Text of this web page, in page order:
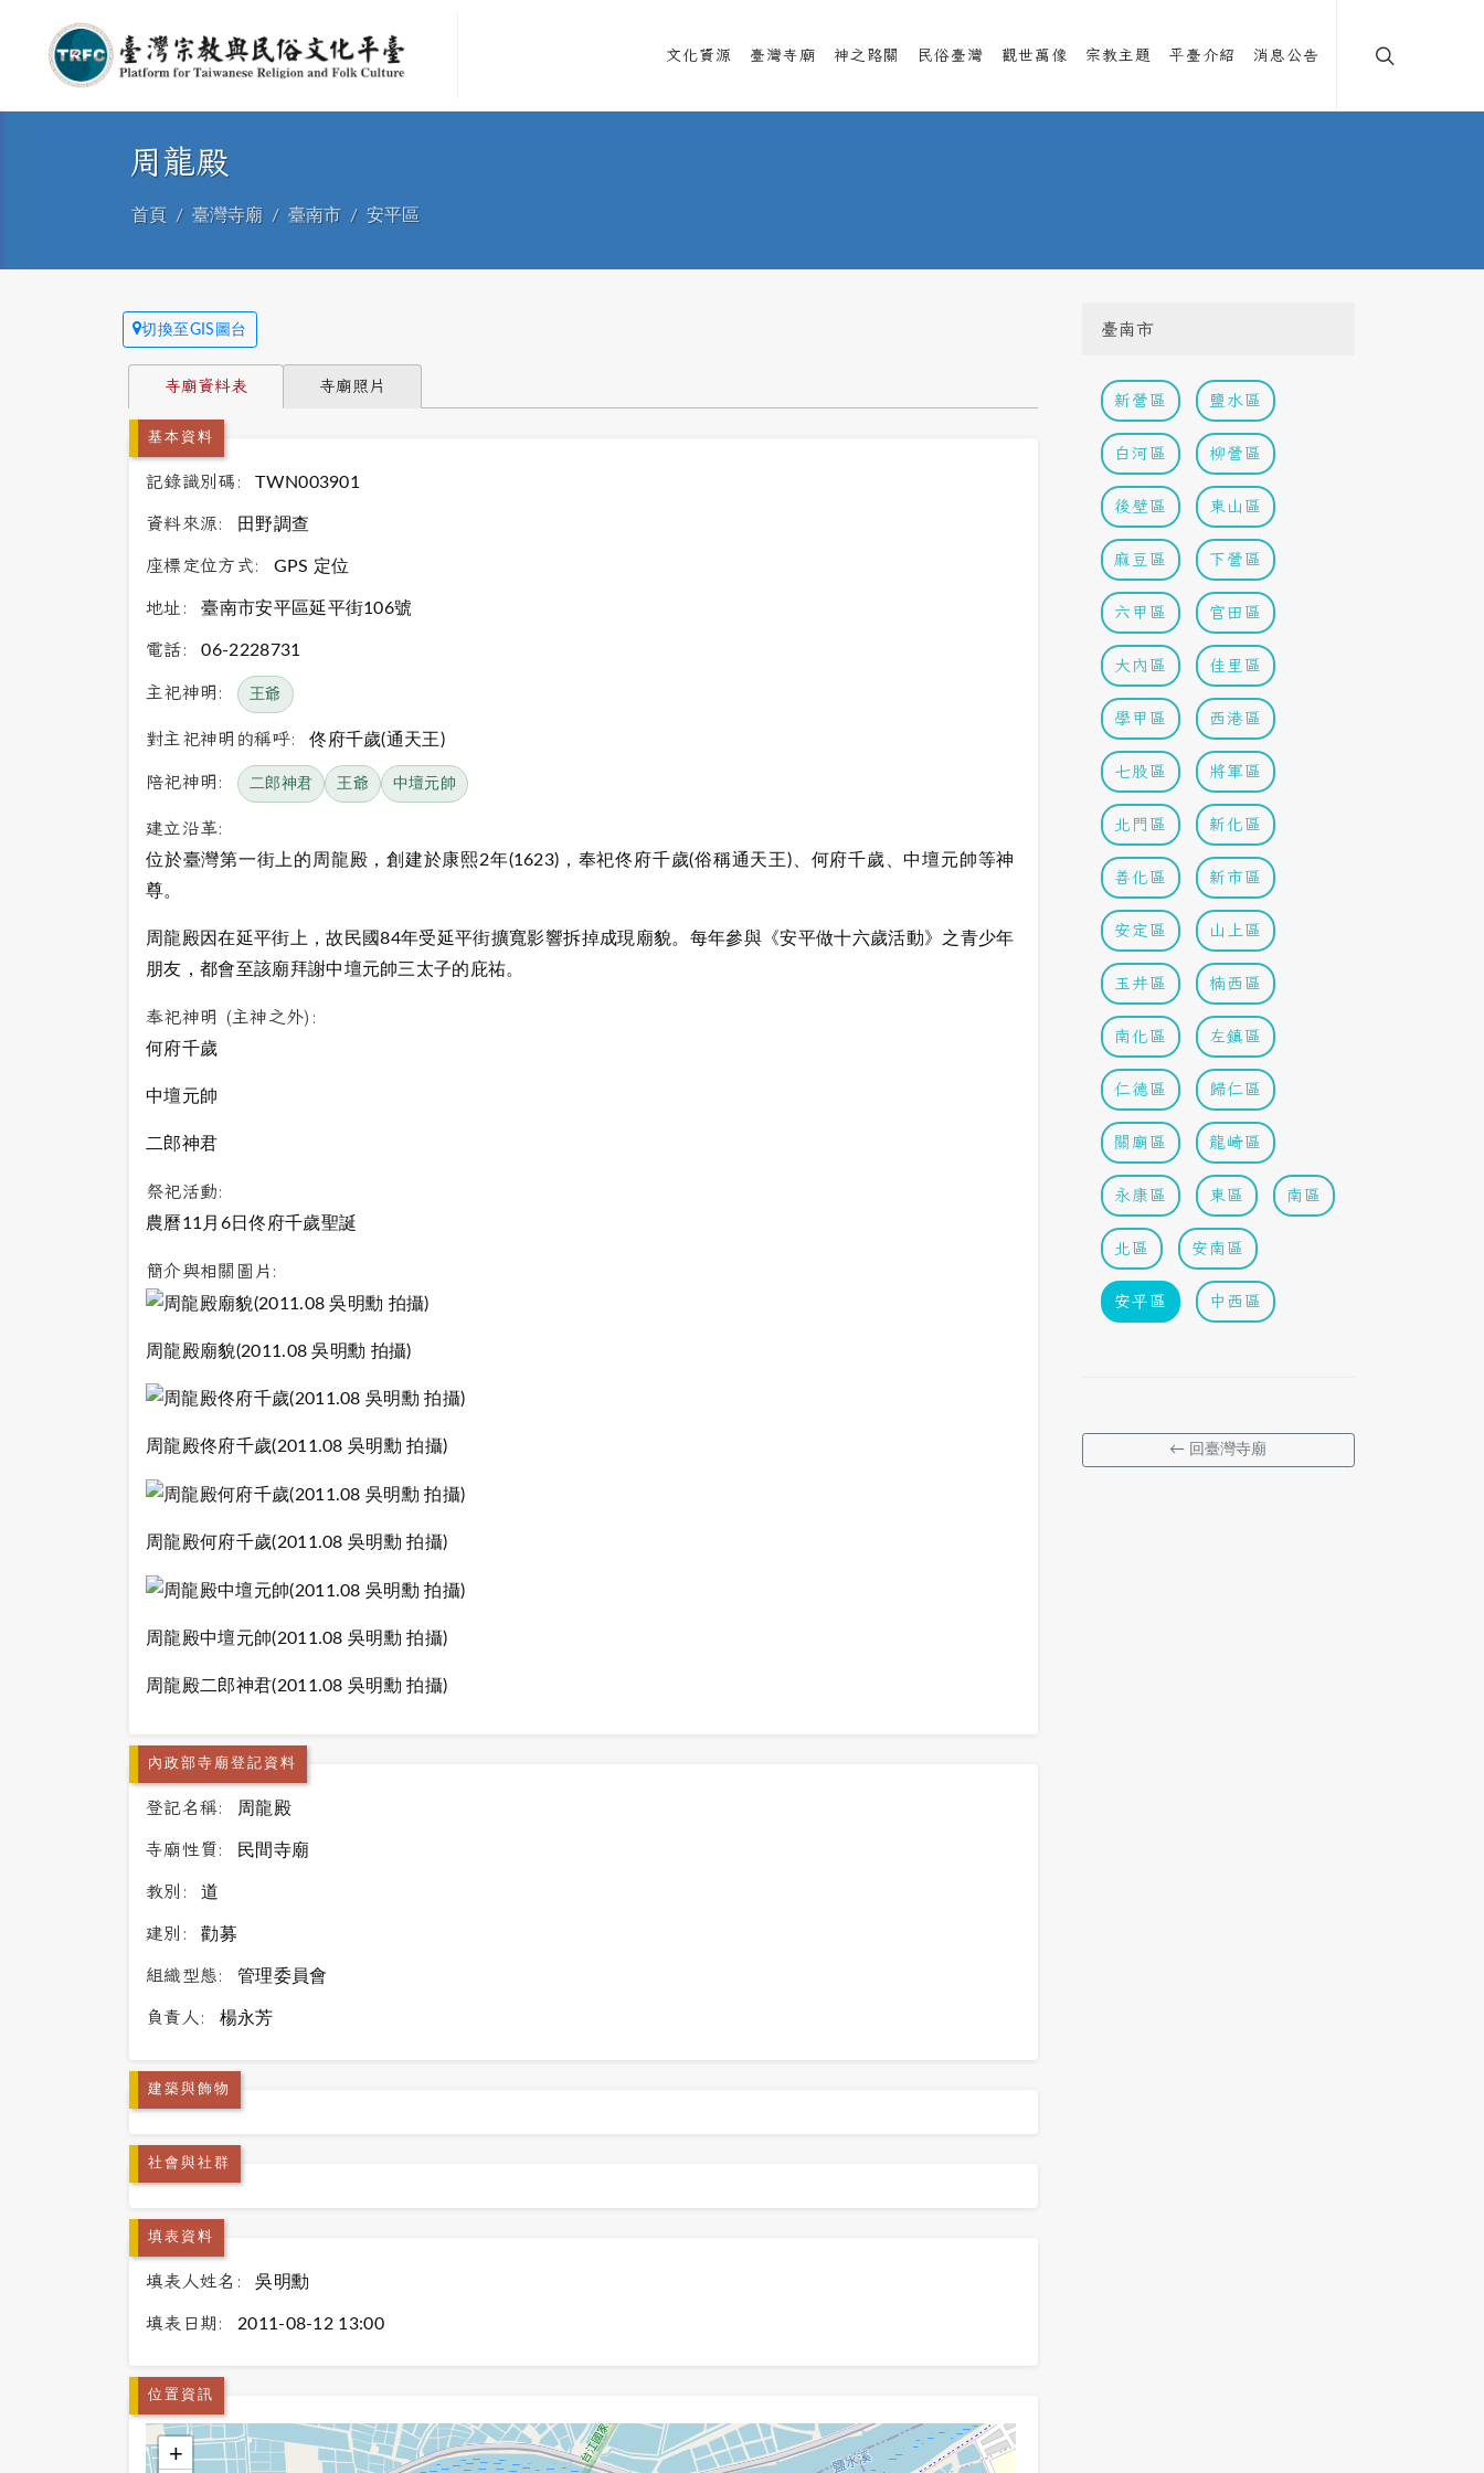
文化資源 臺灣寺廟 神之路關 民俗臺灣 觀世萬像 宗教主題 平臺介紹 消息公告
周龍殿
首頁 臺灣寺廟 臺南市 安平區
切換至GIS圖台
寺廟資料表 寺廟照片
基本資料
記錄識別碼: TWN003901
資料來源: 田野調查
座標定位方式: GPS 定位
地址: 臺南市安平區延平街106號
電話: 06-2228731
主祀神明: 王爺
對主祀神明的稱呼: 佟府千歲(通天王)
陪祀神明: 二郎神君 王爺 中壇元帥
建立沿革:
位於臺灣第一街上的周龍殿，創建於康熙2年(1623)，奉祀佟府千歲(俗稱通天王)、何府千歲、中壇元帥等神
尊。
周龍殿因在延平街上，故民國84年受延平街擴寬影響拆掉成現廟貌。每年參與《安平做十六歲活動》之青少年
朋友，都會至該廟拜謝中壇元帥三太子的庇祐。
奉祀神明 (主神之外):
何府千歲
中壇元帥
二郎神君
祭祀活動:
農曆11月6日佟府千歲聖誕
簡介與相關圖片:
周龍殿廟貌(2011.08 吳明勳 拍攝)
周龍殿佟府千歲(2011.08 吳明勳 拍攝)
周龍殿何府千歲(2011.08 吳明勳 拍攝)
周龍殿中壇元帥(2011.08 吳明勳 拍攝)
周龍殿二郎神君(2011.08 吳明勳 拍攝)
內政部寺廟登記資料
登記名稱: 周龍殿
寺廟性質: 民間寺廟
教別: 道
建別: 勸募
組織型態: 管理委員會
負責人: 楊永芳
建築與飾物
社會與社群
填表資料
填表人姓名: 吳明勳
填表日期: 2011-08-12 13:00
位置資訊
+
臺南市
新營區 鹽水區
白河區 柳營區
後壁區 東山區
麻豆區 下營區
六甲區 官田區
大內區 佳里區
學甲區 西港區
七股區 將軍區
北門區 新化區
善化區 新市區
安定區 山上區
玉井區 楠西區
南化區 左鎮區
仁德區 歸仁區
關廟區 龍崎區
永康區 東區 南區
北區 安南區
安平區 中西區
← 回臺灣寺廟